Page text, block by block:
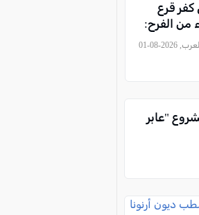
قرع
من الفرح:
وهويتنا
, كل العرب, 2026-08-01
"عابر